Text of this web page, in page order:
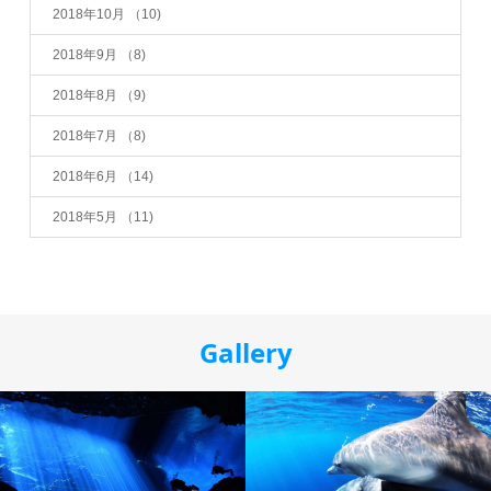
2018年10月 （10)
2018年9月 （8)
2018年8月 （9)
2018年7月 （8)
2018年6月 （14)
2018年5月 （11)
Gallery